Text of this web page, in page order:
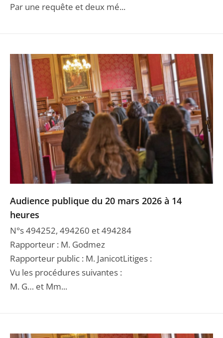
Par une requête et deux mé...
Audience publique du 20 mars 2026 à 14
heures
N°s 494252, 494260 et 494284
Rapporteur : M. Godmez
Rapporteur public : M. JanicotLitiges :
Vu les procédures suivantes :
M. G… et Mm...